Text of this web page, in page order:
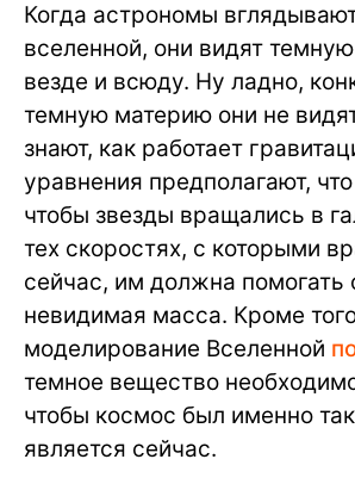
Когда астрономы
вселенной, они видят
везде и всюду. Ну ладно,
темную материю они не
знают, как работает
уравнения предполагают,
чтобы звезды вращались в
тех скоростях, с которыми
сейчас, им должна помогать
невидимая масса. Кроме
моделирование Вселенной
темное вещество
чтобы космос был именно
является сейчас.